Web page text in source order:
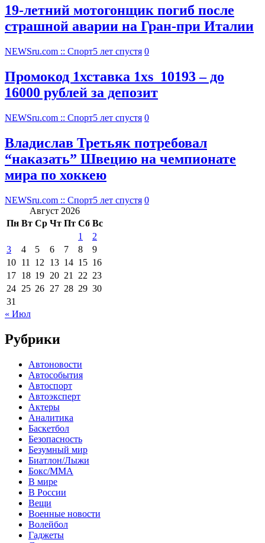
19-летний мотогонщик погиб после
страшной аварии на Гран-при Италии
NEWSru.com :: Спорт5 лет спустя 0
Промокод 1хставка 1xs_10193 – до
16000 рублей за депозит
NEWSru.com :: Спорт5 лет спустя 0
Владислав Третьяк потребовал
“наказать” Швецию на чемпионате
мира по хоккею
NEWSru.com :: Спорт5 лет спустя 0
Август 2026
Пн Вт Ср Чт Пт Сб Вс
1
2
3
4 5 6 7 8
9
10 11 12 13 14 15 16
17 18 19 20 21 22 23
24 25 26 27 28 29 30
31
« Июл
Рубрики
Автоновости
Автособытия
Автоспорт
Автоэксперт
Актеры
Аналитика
Баскетбол
Безопасность
Безумный мир
Биатлон/Лыжи
Бокс/MMA
В мире
В России
Вещи
Военные новости
Волейбол
Гаджеты